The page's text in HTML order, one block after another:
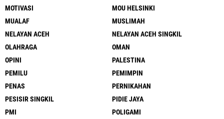
MOTIVASI
MOU HELSINKI
MUALAF
MUSLIMAH
NELAYAN ACEH
NELAYAN ACEH SINGKIL
OLAHRAGA
OMAN
OPINI
PALESTINA
PEMILU
PEMIMPIN
PENAS
PERNIKAHAN
PESISIR SINGKIL
PIDIE JAYA
PMI
POLIGAMI